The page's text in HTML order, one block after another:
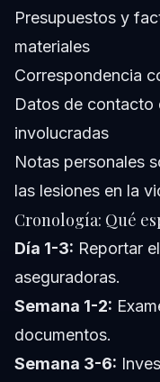
Presupuestos y
materiales
Correspondencia
Datos de contacto
involucradas
Notas personales
las lesiones en la
Cronología: Qué
Día 1-3: Reportar
aseguradoras.
Semana 1-2:
documentos.
Semana 3-6: